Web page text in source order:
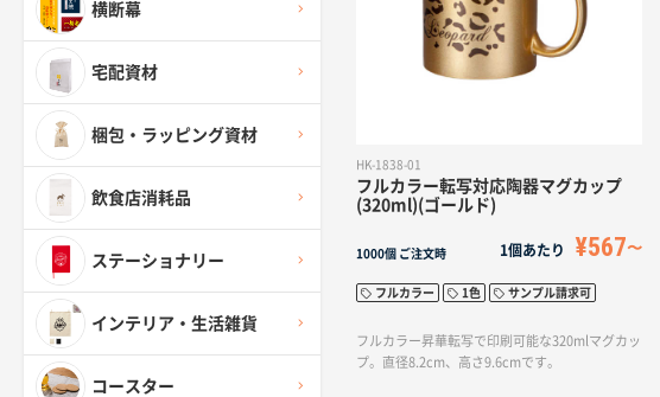
横断幕
宅配資材
梱包・ラッピング資材
飲食店消耗品
ステーショナリー
インテリア・生活雑貨
コースター
HK-1838-01
フルカラー転写対応陶器マグカップ
(320ml)(ゴールド)
1000個 ご注文時 1個あたり ¥567
フルカラー 1色 サンプル請求可
フルカラー昇華転写で印刷可能な320mlマグカッ
プ。直径8.2cm、高さ9.6cmです。